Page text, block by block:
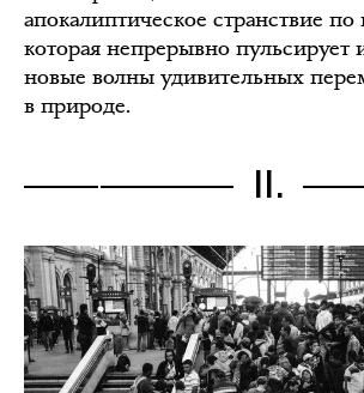
апокалиптическое странствие по
которая непрерывно пульсирует
новые волны удивительных
в природе.
II.